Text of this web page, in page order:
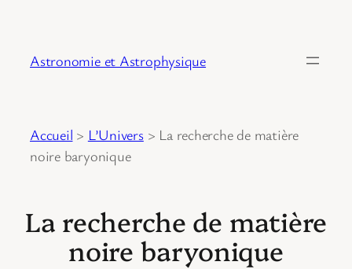
Astronomie et Astrophysique
Accueil > L’Univers> La recherche de matière
noire baryonique
La recherche de matière
noire baryonique